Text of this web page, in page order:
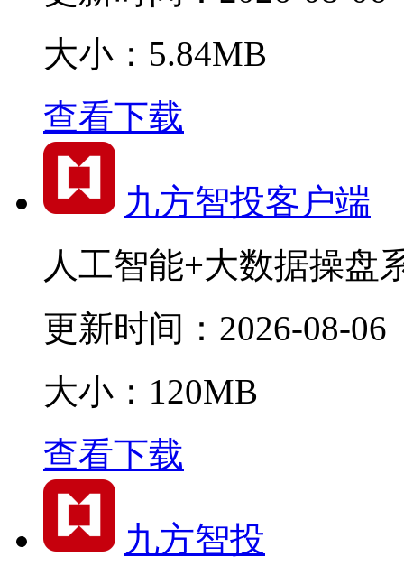
大小：5.84MB
查看下载
九方智投客户端
人工智能+大数据操盘
更新时间： 2026-08-06
大小：120MB
查看下载
九方智投